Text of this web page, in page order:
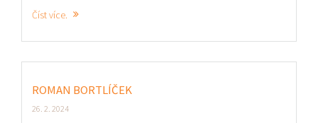
Číst více.
ROMAN BORTLÍČEK
26. 2. 2024